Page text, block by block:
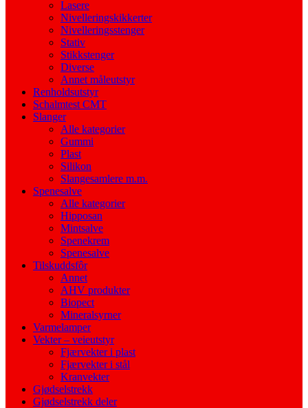
Lasere
Nivelleringskikkerter
Nivelleringsstenger
Stativ
Stikkstenger
Diverse
Annet måleutstyr
Renholdsutstyr
Schalmtest CMT
Slanger
Alle kategorier
Gummi
Plast
Silikon
Slangesamlere m.m.
Spenesalve
Alle kategorier
Hipposan
Mintsalve
Spenekrem
Spenesalve
Tilskuddsfôr
Annet
AHV produkter
Biopect
Mineralsyrner
Varmelamper
Vekter – veieutstyr
Fjærvekter i plast
Fjærvekter i stål
Kranvekter
Gjødselstrekk
Gjødselstrekk deler